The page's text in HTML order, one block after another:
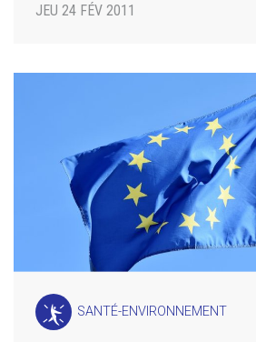
JEU 24 FÉV 2011
SANTÉ-ENVIRONNEMENT